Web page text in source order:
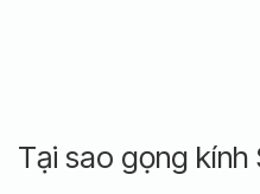
Tại sao gọng